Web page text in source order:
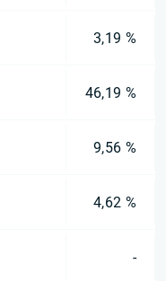
3,19 %
46,19 %
9,56 %
4,62 %
-